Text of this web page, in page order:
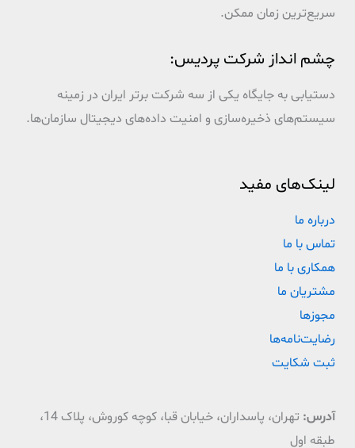
سریع‌ترین زمان ممکن.
چشم انداز شرکت پردیس:
دستیابی به جایگاه یکی از سه شرکت برتر ایران در زمینه
سیستم‌های ذخیره‌سازی و امنیت داده‌های دیجیتال سازمان‌ها.
لینک‌های مفید
درباره ما
تماس با ما
همکاری با ما
مشتریان ما
مجوزها
رضایت‌نامه‌ها
ثبت شکایت
آدرس:
تهران، پاسداران، خیابان قبا، کوچه کوروش، پلاک 14،
طبقه اول